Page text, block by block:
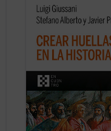
La clave de bóveda
el descubrimiento del
imprevisto e
que el Misterio se ha
es ...(ver ficha)